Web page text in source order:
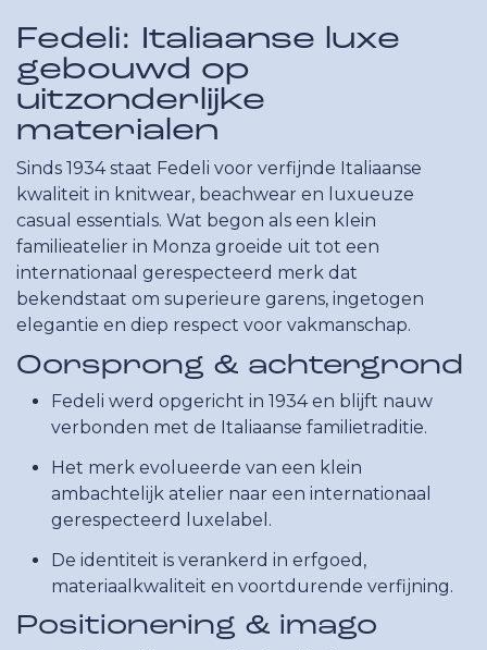
Fedeli: Italiaanse luxe
gebouwd op
uitzonderlijke
materialen
Sinds 1934 staat Fedeli voor verfijnde Italiaanse
kwaliteit in knitwear, beachwear en luxueuze
casual essentials. Wat begon als een klein
familieatelier in Monza groeide uit tot een
internationaal gerespecteerd merk dat
bekendstaat om superieure garens, ingetogen
elegantie en diep respect voor vakmanschap.
Oorsprong & achtergrond
Fedeli werd opgericht in 1934 en blijft nauw
verbonden met de Italiaanse familietraditie.
Het merk evolueerde van een klein
ambachtelijk atelier naar een internationaal
gerespecteerd luxelabel.
De identiteit is verankerd in erfgoed,
materiaalkwaliteit en voortdurende verfijning.
Positionering & imago